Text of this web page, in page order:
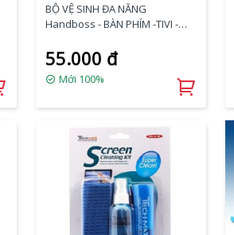
BỘ VỆ SINH ĐA NĂNG
Handboss - BÀN PHÍM -TIVI -
55.000 đ
Mới 100%